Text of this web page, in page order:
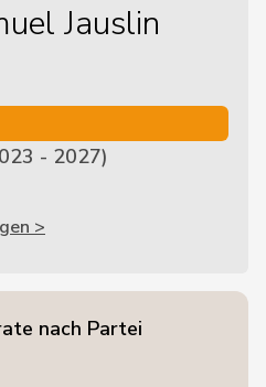
Jauslin
- 2027)
>
nach Partei